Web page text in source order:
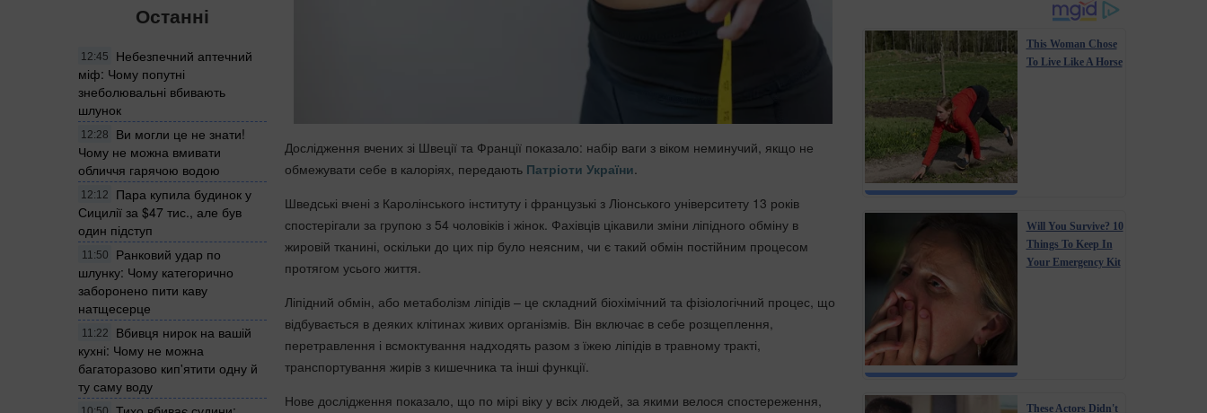
Останні
12:45
Небезпечний аптечний
міф: Чому попутні
знеболювальні вбивають
шлунок
12:28
Ви могли це не знати!
Чому не можна вмивати
обличчя гарячою водою
12:12
Пара купила будинок у
Сицилії за $47 тис., але був
один підступ
11:50
Ранковий удар по
шлунку: Чому категорично
заборонено пити каву
натщесерце
11:22
Вбивця нирок на вашій
кухні: Чому не можна
багаторазово кип'ятити одну й
ту саму воду
Дослідження вчених зі Швеції та Франції показало: набір ваги з віком неминучий, якщо не
обмежувати себе в калоріях, передають Патріоти України
Шведські вчені з Каролінського інституту і французькі з Ліонського університету 13 років
спостерігали за групою з 54 чоловіків і жінок. Фахівців цікавили зміни ліпідного обміну в
жировій тканині, оскільки до цих пір було неясним, чи є такий обмін постійним процесом
протягом усього життя.
Ліпідний обмін, або метаболізм ліпідів – це складний біохімічний та фізіологічний процес, що
відбувається в деяких клітинах живих організмів. Він включає в себе розщеплення,
перетравлення і всмоктування надходять разом з їжею ліпідів в травному тракті,
транспортування жирів з кишечника та інші функції.
Нове дослідження показало, що по мірі віку у всіх людей, за якими велося спостереження,
This Woman Chose
To Live Like A Horse
Will You Survive? 10
Things To Keep In
Your Emergency Kit
These Actors Didn't